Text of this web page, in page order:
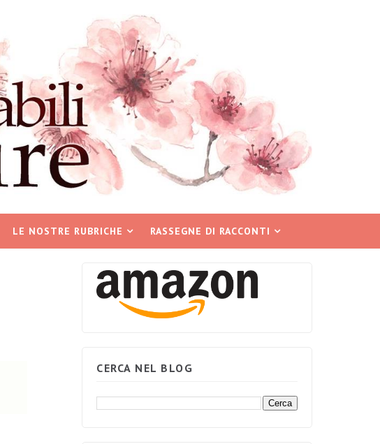
LE NOSTRE RUBRICHE RASSEGNE DI RACCONTI
CERCA NEL BLOG